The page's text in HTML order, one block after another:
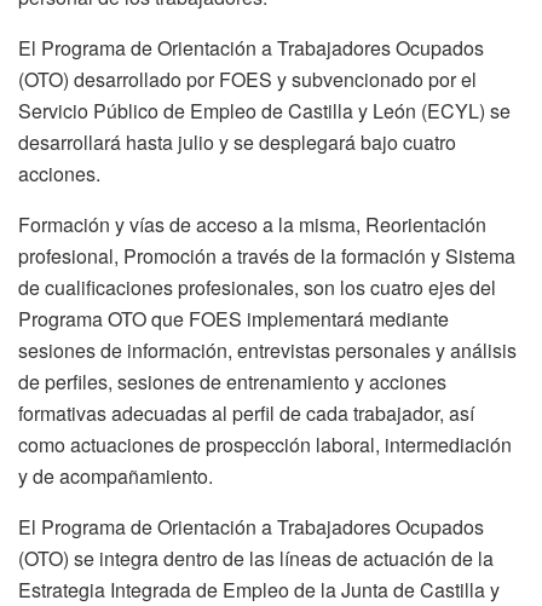
El Programa de Orientación a Trabajadores Ocupados
(OTO) desarrollado por FOES y subvencionado por el
Servicio Público de Empleo de Castilla y León (ECYL) se
desarrollará hasta julio y se desplegará bajo cuatro
acciones.
Formación y vías de acceso a la misma, Reorientación
profesional, Promoción a través de la formación y Sistema
de cualificaciones profesionales, son los cuatro ejes del
Programa OTO que FOES implementará mediante
sesiones de información, entrevistas personales y análisis
de perfiles, sesiones de entrenamiento y acciones
formativas adecuadas al perfil de cada trabajador, así
como actuaciones de prospección laboral, intermediación
y de acompañamiento.
El Programa de Orientación a Trabajadores Ocupados
(OTO) se integra dentro de las líneas de actuación de la
Estrategia Integrada de Empleo de la Junta de Castilla y